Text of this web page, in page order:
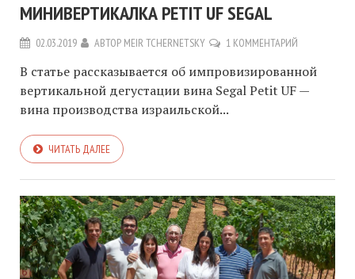
МИНИВЕРТИКАЛКА PETIT UF SEGAL
02.03.2019 АВТОР MEIR TCHERNETSKY 1 КОММЕНТАРИЙ
В статье рассказывается об импровизированной
вертикальной дегустации вина Segal Petit UF —
вина производства израильской...
ЧИТАТЬ ДАЛЕЕ